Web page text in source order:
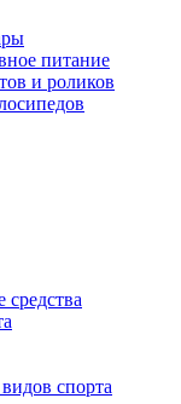
питание
и роликов
спорта